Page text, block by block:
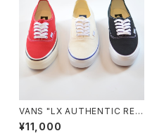
VANS "LX AUTHENTIC REIS
SUE 44"
¥11,000